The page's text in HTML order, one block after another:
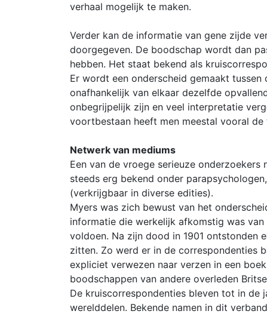
verhaal mogelijk te maken.
Verder kan de informatie van gene zijde
doorgegeven. De boodschap wordt dan
hebben. Het staat bekend als
Er wordt een onderscheid gemaakt
onafhankelijk van elkaar dezelfde
onbegrijpelijk zijn en veel interpretatie
voortbestaan heeft men meestal vooral
Netwerk van mediums
Een van de vroege serieuze
steeds erg bekend onder
(verkrijgbaar in diverse edities).
Myers was zich bewust van het
informatie die werkelijk afkomstig was
voldoen. Na zijn dood in 1901 ontstonden
zitten. Zo werd er in de correspondenties
expliciet verwezen naar verzen in een
boodschappen van andere overleden
De kruiscorrespondenties bleven tot in de
werelddelen. Bekende namen in dit